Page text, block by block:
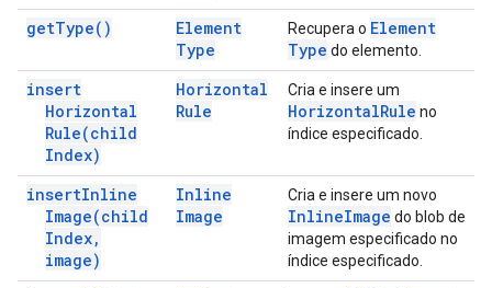
getType( )
Element
Type
Recupera o Element
Type do elemento.
insert
Horizontal
Rule(child
Index)
Horizontal
Rule
Cria e insere um
HorizontalRule no
índice especificado.
insertInline
Image(child
Index,
image)
Inline
Image
Cria e insere um novo
InlineImage do blob de
imagem especificado no
índice especificado.